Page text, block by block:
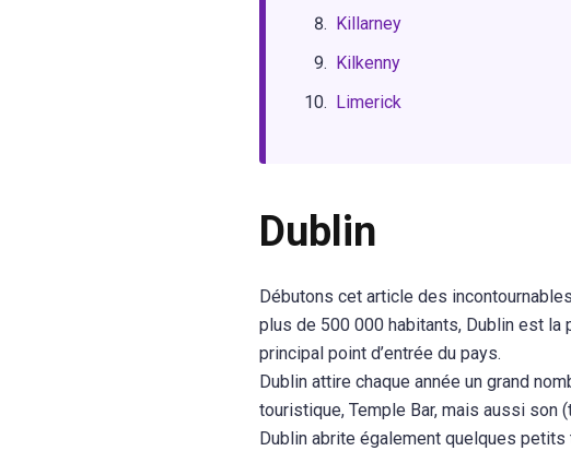
Killarney
Kilkenny
Limerick
Dublin
Débutons cet article des
plus de 500 000 habitants, Dublin est la
principal point d’entrée du pays.
Dublin attire chaque année un grand
touristique, Temple Bar, mais aussi son
Dublin abrite également quelques petits